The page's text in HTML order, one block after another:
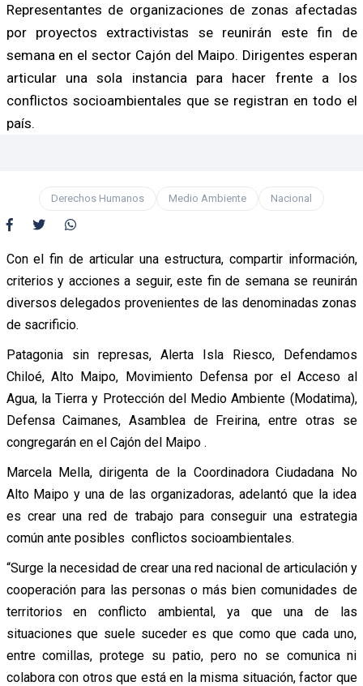
Representantes de organizaciones de zonas afectadas
por proyectos extractivistas se reunirán este fin de
semana en el sector Cajón del Maipo. Dirigentes esperan
articular una sola instancia para hacer frente a los
conflictos socioambientales que se registran en todo el
país.
Derechos Humanos Medio Ambiente Nacional
Con el fin de articular una estructura, compartir información,
criterios y acciones a seguir, este fin de semana se reunirán
diversos delegados provenientes de las denominadas zonas
de sacrificio.
Patagonia sin represas, Alerta Isla Riesco, Defendamos
Chiloé, Alto Maipo, Movimiento Defensa por el Acceso al
Agua, la Tierra y Protección del Medio Ambiente (Modatima),
Defensa Caimanes, Asamblea de Freirina, entre otras se
congregarán en el Cajón del Maipo .
Marcela Mella, dirigenta de la Coordinadora Ciudadana No
Alto Maipo y una de las organizadoras, adelantó que la idea
es crear una red de trabajo para conseguir una estrategia
común ante posibles conflictos socioambientales.
“Surge la necesidad de crear una red nacional de articulación y
cooperación para las personas o más bien comunidades de
territorios en conflicto ambiental, ya que una de las
situaciones que suele suceder es que como que cada uno,
entre comillas, protege su patio, pero no se comunica ni
colabora con otros que está en la misma situación, factor que